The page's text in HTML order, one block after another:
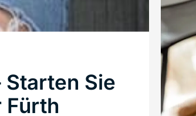
Starten Sie
Fürth